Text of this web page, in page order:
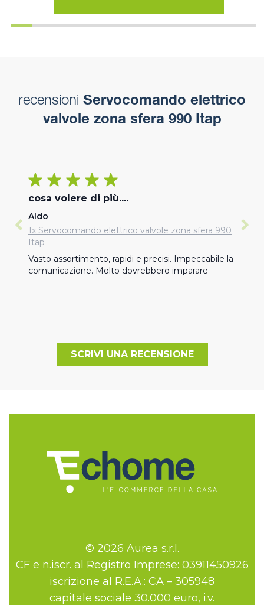
recensioni Servocomando elettrico
valvole zona sfera 990 Itap
cosa volere di più....
Aldo
1x Servocomando elettrico valvole zona sfera 990
Itap
Vasto assortimento, rapidi e precisi. Impeccabile la
comunicazione. Molto dovrebbero imparare
SCRIVI UNA RECENSIONE
© 2026 Aurea s.r.l.
CF e n.iscr. al Registro Imprese: 03911450926
iscrizione al R.E.A.: CA – 305948
capitale sociale 30.000 euro, i.v.